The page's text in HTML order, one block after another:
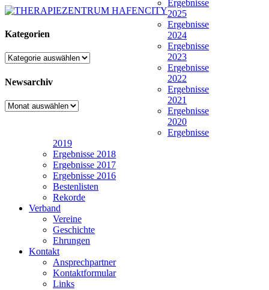
Kategorien
Kategorien
Newsarchiv
Newsarchiv
Ergebnisse
2025
Ergebnisse
2024
Ergebnisse
2023
Ergebnisse
2022
Ergebnisse
2021
Ergebnisse
2020
Ergebnisse
2019
Ergebnisse 2018
Ergebnisse 2017
Ergebnisse 2016
Bestenlisten
Rekorde
Verband
Vereine
Geschichte
Ehrungen
Kontakt
Ansprechpartner
Kontaktformular
Links